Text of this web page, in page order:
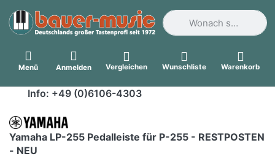
Geben Sie einen
Menü Anmelden Vergleichen Wunschliste Warenkorb
Info: +49 (0)6106-4303
Yamaha LP-255 Pedalleiste für P-255 - RESTPOSTEN
- NEU